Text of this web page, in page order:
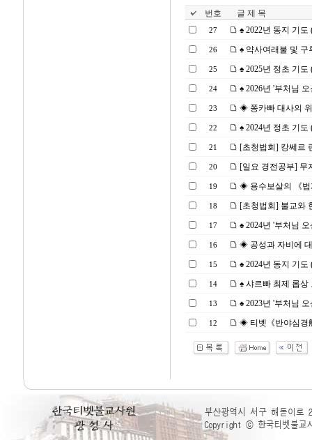
번호 글 제 목
27 ♠ 2022년 동지 기도
26 ♠ 약사여래불 및 구
25 ♠ 2025년 정초 기도
24 ♠ 2026년 '부처님
23 ◈ 쫑카빠 대사의 위
22 ♠ 2024년 정초 기도
21 [초청법회] 캉쎄르
20 [일요 경전공부] 무
19 ◈ 용수보살의 《법
18 [초청법회] 불교와
17 ♠ 2024년 '부처님
16 ◈ 공성과 자비에 대
15 ♠ 2024년 동지 기도
14 ♠ 샤르빠 최제 롭상
13 ♠ 2023년 '부처님
12 ◈ 티벳《반야심경